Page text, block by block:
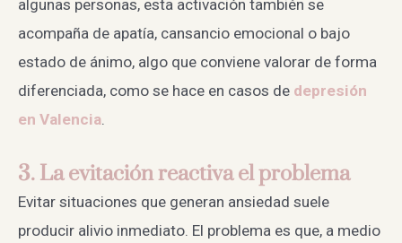
algunas personas, esta activación también se
acompaña de apatía, cansancio emocional o bajo
estado de ánimo, algo que conviene valorar de forma
diferenciada, como se hace en casos de depresión
en Valencia
3. La evitación reactiva el problema
Evitar situaciones que generan ansiedad suele
producir alivio inmediato. El problema es que, a medio